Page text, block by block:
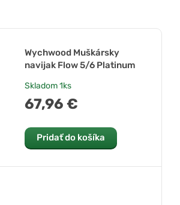
Wychwood Muškársky
navijak Flow 5/6 Platinum
Skladom1ks
67,96 €
Pridať do košíka